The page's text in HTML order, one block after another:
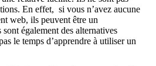
En effet, si vous n’avez aucune
web, ils peuvent être un
également des alternatives
le temps d’apprendre à utiliser un